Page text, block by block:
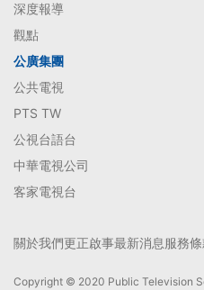
深度報導
觀點
公廣集團
公共電視
PTS TW
公視台語台
中華電視公司
客家電視台
關於我們更正啟事最新消息服務
Copyright © 2020 Public Television